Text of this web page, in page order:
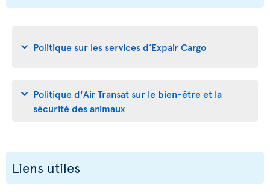
Politique sur les services d’Expair Cargo
Politique d'Air Transat sur le bien-être et la
sécurité des animaux
Liens utiles